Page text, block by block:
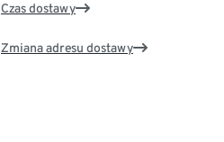
Czas dostawy
Zmiana adresu dostawy